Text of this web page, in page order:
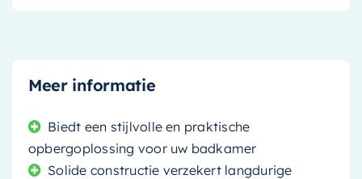
Meer informatie
Biedt een stijlvolle en praktische
opbergoplossing voor uw badkamer
Solide constructie verzekert langdurige